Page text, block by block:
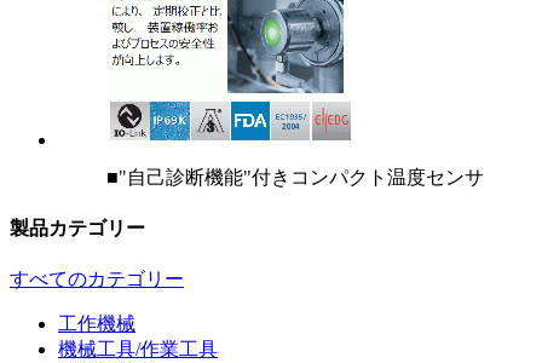
■"自己診断機能"付きコンパクト温度センサ
製品カテゴリー
すべてのカテゴリー
工作機械
機械工具/作業工具